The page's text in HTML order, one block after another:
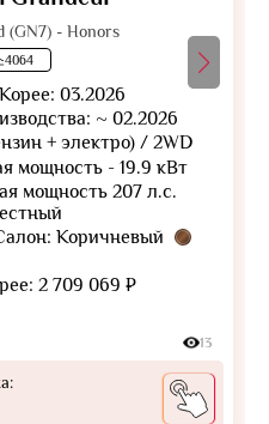
(GN7) - Honors
4064
03.2026
~ 02.2026
+ электро) / 2WD
мощность - 19.9 кВт
мощность 207 л.с.
Коричневый
2 709 069 ₽
13